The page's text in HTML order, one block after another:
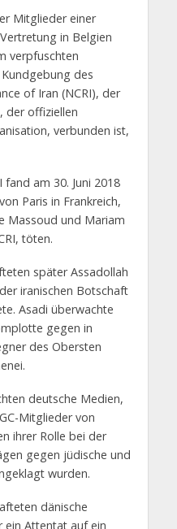
Mitglieder einer
in Belgien
verpfuschten
des
of Iran (NCRI), der
der offiziellen
verbunden ist,
am 30. Juni 2018
Paris in Frankreich,
Massoud und Mariam
töten.
später Assadollah
iranischen Botschaft
Asadi überwachte
gegen in
des Obersten
deutsche Medien,
Mitglieder von
ihrer Rolle bei der
gegen jüdische und
wurden.
dänische
ein Attentat auf ein